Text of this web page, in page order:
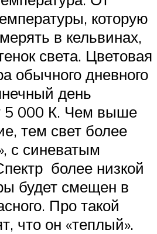
которую
в кельвинах,
света. Цветовая
обычного дневного
день
5 000 К. Чем выше
тем свет более
с синеватым
более низкой
будет смещен в
Про такой
что он «теплый».